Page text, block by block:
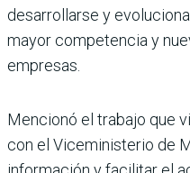
desa­rrollarse y
mayor competencia y
empresas.
Mencionó el trabajo que
con el Viceministerio de